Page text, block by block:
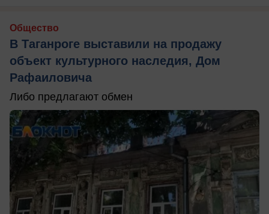
Общество
В Таганроге выставили на продажу
объект культурного наследия, Дом
Рафаиловича
Либо предлагают обмен